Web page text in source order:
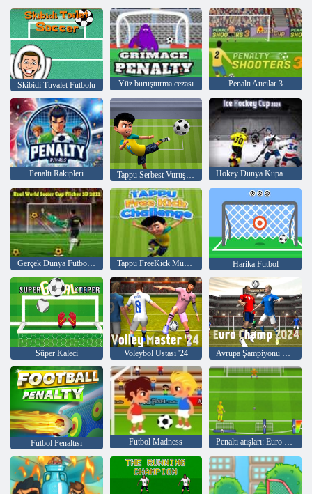
Skibidi Tuvalet Futbolu Yüz buruşturma cezası Penaltı Atıcılar 3
Penaltı Rakipleri Tappu Serbest Vuruş Mücadelesi Hokey Dünya Kupası 2024
Gerçek Dünya Futbol Kupası Titreşimsiz 3D 2023 Tappu FreeKick Mücadelesi Harika Futbol
Süper Kaleci Voleybol Ustası '24 Avrupa Şampiyonu 2024
Futbol Penaltısı Futbol Madness Penaltı atışları: Euro Cup 2016